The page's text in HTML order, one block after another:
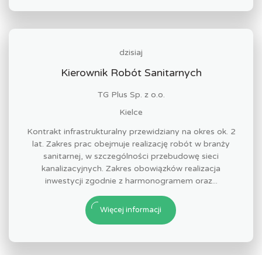
dzisiaj
Kierownik Robót Sanitarnych
TG Plus Sp. z o.o.
Kielce
Kontrakt infrastrukturalny przewidziany na okres ok. 2
lat. Zakres prac obejmuje realizację robót w branży
sanitarnej, w szczególności przebudowę sieci
kanalizacyjnych. Zakres obowiązków realizacja
inwestycji zgodnie z harmonogramem oraz...
Więcej informacji